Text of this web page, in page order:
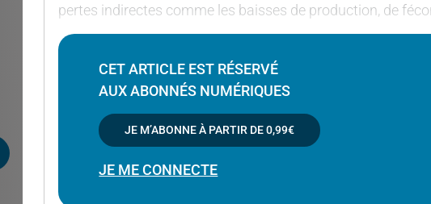
pertes indirectes comme les baisses de production, de
CET ARTICLE EST RÉSERVÉ
AUX ABONNÉS NUMÉRIQUES
JE M’ABONNE À PARTIR DE0,99€
JE ME CONNECTE